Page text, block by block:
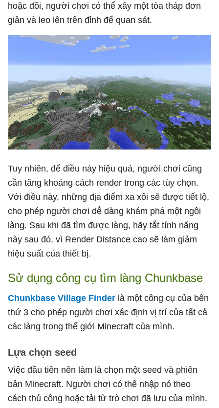
hoặc đồi, người chơi có thể xây một tòa tháp đơn
giản và leo lên trên đỉnh để quan sát.
Tuy nhiên, để điều này hiệu quả, người chơi cũng
cần tăng khoảng cách render trong các tùy chọn.
Với điều này, những địa điểm xa xôi sẽ được tiết lộ,
cho phép người chơi dễ dàng khám phá một ngôi
làng. Sau khi đã tìm được làng, hãy tắt tính năng
này sau đó, vì Render Distance cao sẽ làm giảm
hiệu suất của thiết bị.
Sử dụng công cụ tìm làng Chunkbase
Chunkbase Village Finder là một công cụ của bên
thứ 3 cho phép người chơi xác định vị trí của tất cả
các làng trong thế giới Minecraft của mình.
Lựa chọn seed
Việc đầu tiên nên làm là chọn một seed và phiên
bản Minecraft. Người chơi có thể nhập nó theo
cách thủ công hoặc tải từ trò chơi đã lưu của mình.